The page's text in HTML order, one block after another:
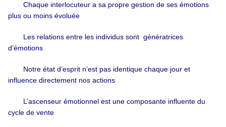
Chaque interlocuteur a sa propre gestion de ses émotions
plus ou moins évoluée
Les relations entre les individus sont génératrices
d’émotions
Notre état d’esprit n’est pas identique chaque jour et
influence directement nos actions
L’ascenseur émotionnel est une composante influente du
cycle de vente